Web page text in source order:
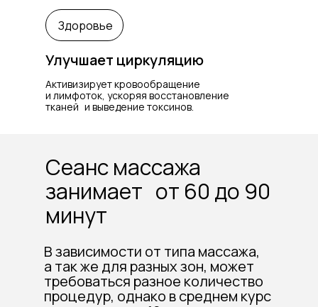
Лимфодренажный
Здоровье
Активизирует кровообращение
и лимфоток, ускоряя восстановление
тканей и выведение токсинов.
Улучшает циркуляцию
Сеанс массажа
занимает от 60 до 90
минут
В зависимости от типа массажа,
а так же для разных зон, может
требоваться разное количество
процедур, однако в среднем курс